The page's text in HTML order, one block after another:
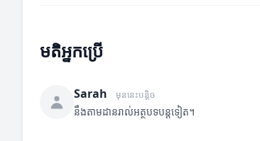
មតិអ្នកប្រើ
Sarah មុននេះបន្តិច
នឹងតាមដានរាល់អត្ថបទបន្តទៀត។